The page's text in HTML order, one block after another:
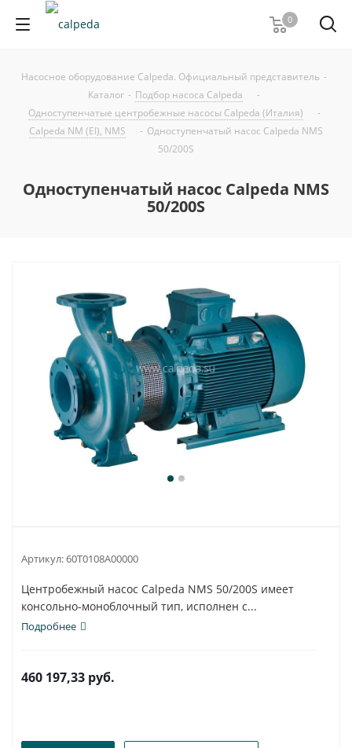
0
Насосное оборудование Calpeda. Официальный представитель -
Каталог - Подбор насоса Calpeda
-
Одноступенчатые центробежные насосы Calpeda (Италия)
-
Calpeda NM (EI), NMS
- Одноступенчатый насос Calpeda NMS
50/200S
Одноступенчатый насос Calpeda NMS
50/200S
Артикул:60T0108A00000
Центробежный насос Calpeda NMS 50/200S имеет
консольно-моноблочный тип, исполнен с...
Подробнее
460 197,33 руб.